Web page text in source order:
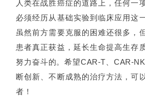
人类在战胜癌症的道路上，任何一
必须经历从基础实验到临床应用这
虽然前方需要克服的困难还很多，
患者真正获益，延长生命提高生存
努力奋斗的。希望CAR-T、CAR-
断创新、不断成熟的治疗方法，可
者！